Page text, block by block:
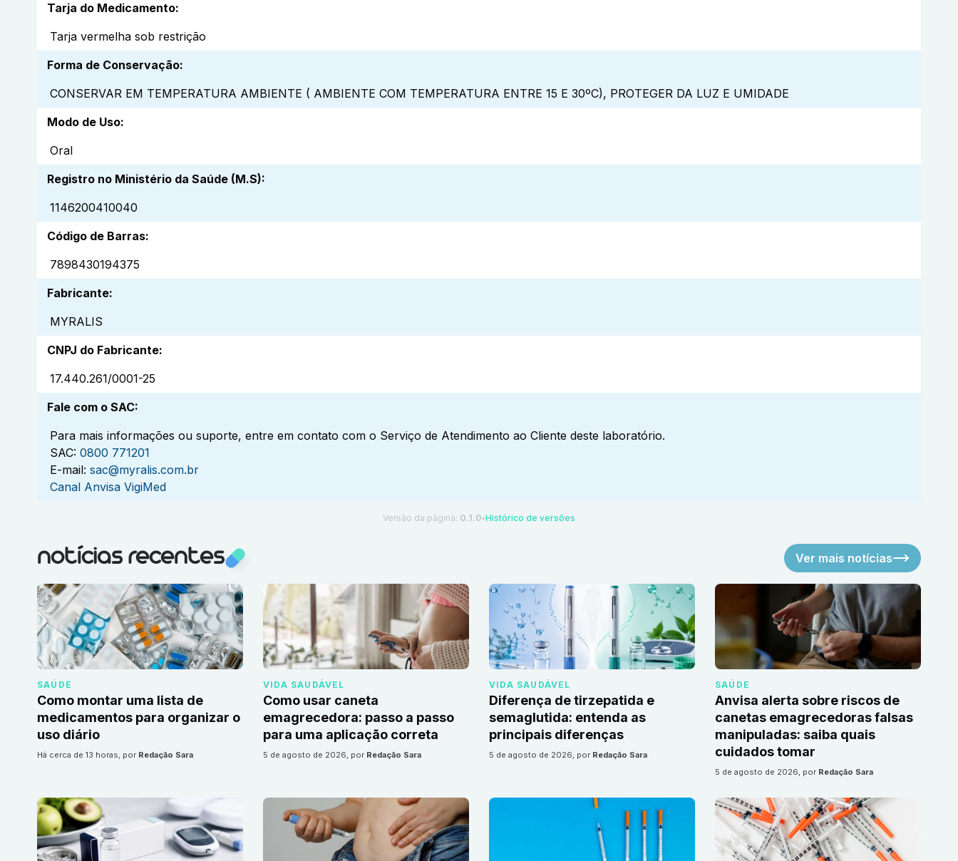
Tarja do Medicamento:
Tarja vermelha sob restrição
Forma de Conservação:
CONSERVAR EM TEMPERATURA AMBIENTE ( AMBIENTE COM TEMPERATURA ENTRE 15 E 30ºC), PROTEGER DA LUZ E UMIDADE
Modo de Uso:
Oral
Registro no Ministério da Saúde (M.S):
1146200410040
Código de Barras:
7898430194375
Fabricante:
MYRALIS
CNPJ do Fabricante:
17.440.261/0001-25
Fale com o SAC:
Para mais informações ou suporte, entre em contato com o Serviço de Atendimento ao Cliente deste laboratório.
SAC: 0800 771201
E-mail: sac@myralis.com.br
Canal Anvisa VigiMed
Versão da página: 0.1.0 ●Histórico de versões
notícias recentes Ver mais notícias
SAÚDE
Como montar uma lista de
medicamentos para organizar o
uso diário
há cerca de 13 horas, por Redação Sara
VIDA SAUDÁVEL
Como usar caneta
emagrecedora: passo a passo
para uma aplicação correta
5 de agosto de 2026, por Redação Sara
VIDA SAUDÁVEL
Diferença de tirzepatida e
semaglutida: entenda as
principais diferenças
5 de agosto de 2026, por Redação Sara
SAÚDE
Anvisa alerta sobre riscos de
canetas emagrecedoras falsas
manipuladas: saiba quais
cuidados tomar
5 de agosto de 2026, por Redação Sara